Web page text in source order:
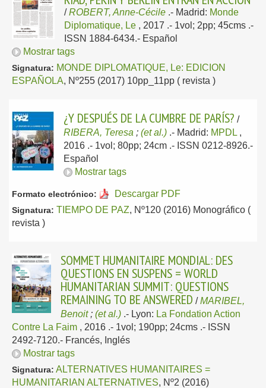
/ROBERT, Anne-Cécile .- Madrid: Monde
Diplomatique, Le , 2017 .- 1vol; 2pp; 45cms .-
ISSN 1884-6434.- Español
Mostrar tags
Signatura: MONDE DIPLOMATIQUE, Le: EDICION
ESPAÑOLA, Nº255 (2017) 10pp_11pp ( revista )
¿Y DESPUÉS DE LA CUMBRE DE PARÍS? /
RIBERA, Teresa ; (et al.) .- Madrid: MPDL ,
2016 .- 1vol; 80pp; 24cm .- ISSN 0212-8926.-
Español
Mostrar tags
Formato electrónico: Descargar PDF
Signatura: TIEMPO DE PAZ, Nº120 (2016) Monográfico (
revista )
SOMMET HUMANITAIRE MONDIAL: DES
QUESTIONS EN SUSPENS = WORLD
HUMANITARIAN SUMMIT: QUESTIONS
REMAINING TO BE ANSWERED /MARIBEL,
Benoit; (et al.) .- Lyon: La Fondation Action
Contre La Faim , 2016 .- 1vol; 190pp; 24cms .- ISSN
2492-7120.- Francés, Inglés
Mostrar tags
Signatura: ALTERNATIVES HUMANITAIRES =
HUMANITARIAN ALTERNATIVES, Nº2 (2016)